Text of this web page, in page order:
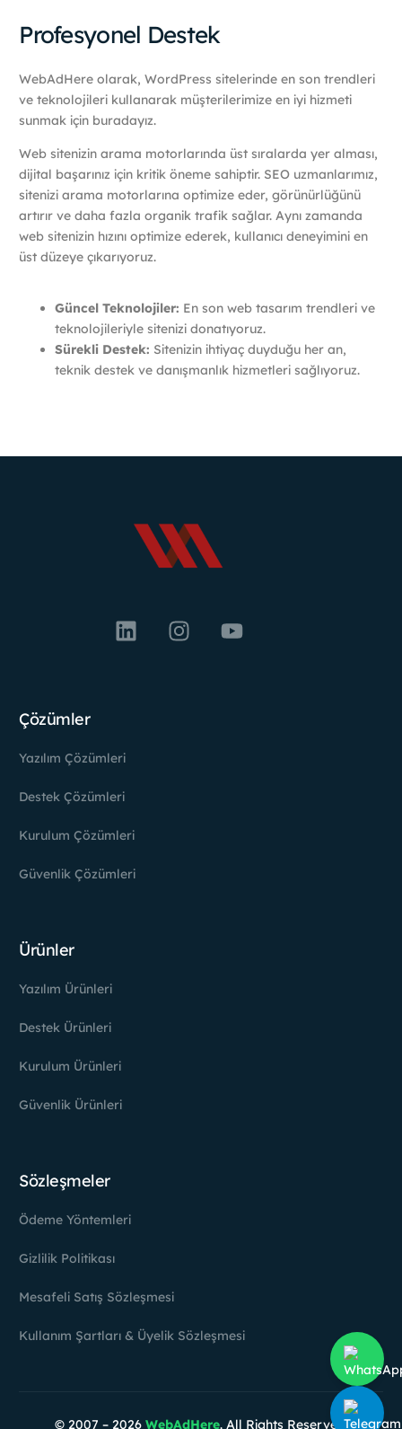
Profesyonel Destek
WebAdHere olarak, WordPress sitelerinde en son trendleri
ve teknolojileri kullanarak müşterilerimize en iyi hizmeti
sunmak için buradayız.
Web sitenizin arama motorlarında üst sıralarda yer alması,
dijital başarınız için kritik öneme sahiptir. SEO uzmanlarımız,
sitenizi arama motorlarına optimize eder, görünürlüğünü
artırır ve daha fazla organik trafik sağlar. Aynı zamanda
web sitenizin hızını optimize ederek, kullanıcı deneyimini en
üst düzeye çıkarıyoruz.
Güncel Teknolojiler: En son web tasarım trendleri ve
teknolojileriyle sitenizi donatıyoruz.
Sürekli Destek: Sitenizin ihtiyaç duyduğu her an,
teknik destek ve danışmanlık hizmetleri sağlıyoruz.
Çözümler
Yazılım Çözümleri
Destek Çözümleri
Kurulum Çözümleri
Güvenlik Çözümleri
Ürünler
Yazılım Ürünleri
Destek Ürünleri
Kurulum Ürünleri
Güvenlik Ürünleri
Sözleşmeler
Ödeme Yöntemleri
Gizlilik Politikası
Mesafeli Satış Sözleşmesi
Kullanım Şartları & Üyelik Sözleşmesi
© 2007 – 2026 WebAdHere. All Rights Reserved.